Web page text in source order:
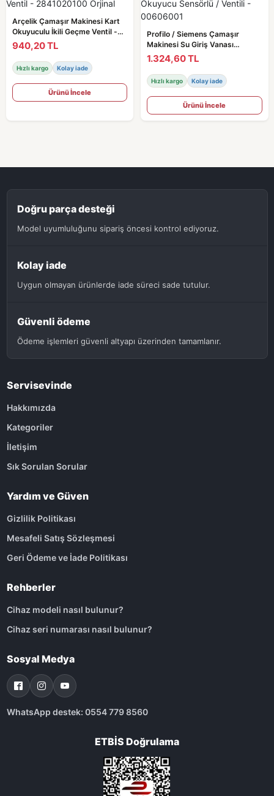
Arçelik Çamaşır Makinesi Kart
Okuyuculu İkili Geçme Ventil -
2841020100 Orjinal
940,20 TL
Hızlı kargo Kolay iade
Ürünü İncele
Profilo / Siemens Çamaşır
Makinesi Su Giriş Vanası
Okuyucu Sensörlü / Ventili -
00606001
1.324,60 TL
Hızlı kargo Kolay iade
Ürünü İncele
Doğru parça desteği
Model uyumluluğunu sipariş öncesi kontrol ediyoruz.
Kolay iade
Uygun olmayan ürünlerde iade süreci sade tutulur.
Güvenli ödeme
Ödeme işlemleri güvenli altyapı üzerinden tamamlanır.
Servisevinde
Hakkımızda
Kategoriler
İletişim
Sık Sorulan Sorular
Yardım ve Güven
Gizlilik Politikası
Mesafeli Satış Sözleşmesi
Geri Ödeme ve İade Politikası
Rehberler
Cihaz modeli nasıl bulunur?
Cihaz seri numarası nasıl bulunur?
Sosyal Medya
WhatsApp destek: 0554 779 8560
ETBİS Doğrulama